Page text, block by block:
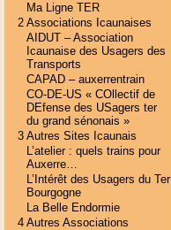
Ma Ligne TER
2 Associations Icaunaises
AIDUT – Association
Icaunaise des Usagers des
Transports
CAPAD – auxerrentrain
CO-DE-US « COllectif de
DEfense des USagers ter
du grand sénonais »
3 Autres Sites Icaunais
L’atelier : quels trains pour
Auxerre…
L’Intérêt des Usagers du Ter
Bourgogne
La Belle Endormie
4 Autres Associations